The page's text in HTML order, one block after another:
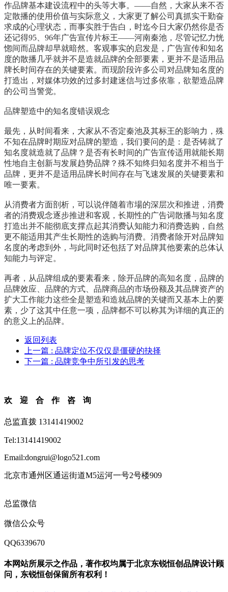
作品牌基本建设流程中的头等大事。——自然，大家从来不否
定散播的使用价值与实际意义，大家更了解公司真抓实干勤奋
求成的心理状态，而事实胜于告白，时迄今日大家仍然你是否
还记得95、96年广告宣传片标王——河南秦池，尽管记忆力恍
惚间而品牌却早就暗然。客观事实的启发是，广告宣传和知名
度的散播几乎就并不是造就品牌的全部要素，更并不是适用品
牌长时间存在的关键要素。而现阶段许多公司对品牌知名度的
打造出，对媒体功效的过多封建迷信与过多依靠，欲塑造品牌
的公司当警觉。
品牌塑造中的知名度错误观念
最先，从时间看来，大家从不否定秦池及其标王的影响力，殊
不知在品牌时期应对品牌的塑造，我们要问的是：是否铸就了
知名度就造就了品牌？是否有长时间的广告宣传适用就能长期
性地自主创新与发展趋势品牌？殊不知终归知名度并不相当于
品牌，更并不是适用品牌长时间存在与飞速发展的关键要素和
唯一要素。
从消费者方面剖析，可以说伴随着市場的深层次和推进，消费
者的消费观念逐步推进和客观，长期性的广告词散播与知名度
打造出并不能彻底支撑点起其消费认知能力和消费选购，自然
更不能适用其产生长期性的选购与消费。消费者除开对品牌知
名度的考虑到外，与此同时还包括了对品牌其他要素的总体认
知能力与评定。
再者，从品牌组成的要素看来，除开品牌的高知名度，品牌的
品牌效应、品牌的方式、品牌商品的市场份额及其品牌资产的
扩大工作能力这些全是塑造和造就品牌的关键而又基本上的要
素，少了这其中任意一项，品牌都不可以称其为详细的真正的
的意义上的品牌。
返回列表
上一篇 : 品牌定位不仅仅是僵硬的抉择
下一篇 : 品牌竞争中所引发的思考
欢迎合作咨询
总监直拨 13141419002
Tel:13141419002
Email:dongrui@logo521.com
北京市通州区通运街道M5运河一号2号楼909
总监微信
微信公众号
QQ6339670
本网站所展示之作品，著作权均属于北京东锐恒创品牌设计顾
问，东锐恒创保留所有权利！